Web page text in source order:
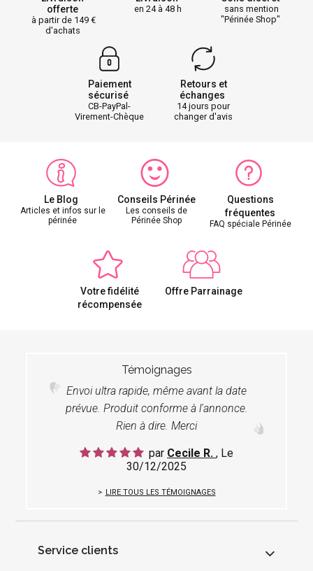
offerte
à partir de 149
d'achats
en 24 à 48 h
sans mention
"Périnée Shop"
Paiement
sécurisé
CB-PayPal-
Virement-Chèque
Retours et
échanges
14 jours pour
changer d'avis
Le Blog
Articles et infos sur le
périnée
Conseils Périnée
Les conseils de
Périnée Shop
Questions
fréquentes
FAQ spéciale Périnée
Votre fidélité
récompensée
Offre Parrainage
Témoignages
Envoi ultra rapide, même avant la date
prévue. Produit conforme à l'annonce.
Rien à dire. Merci
par Cecile R. , Le
30/12/2025
LIRE TOUS LES TÉMOIGNAGES
Service clients